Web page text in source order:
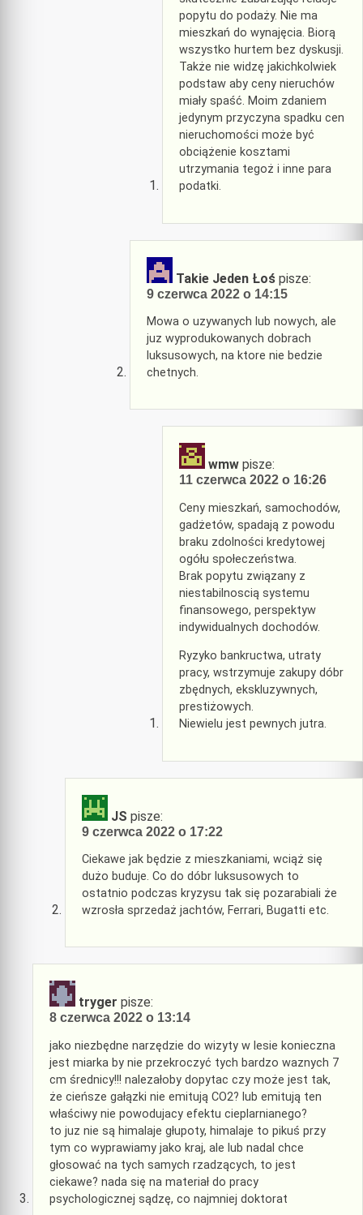
popytu do podaży. Nie ma
mieszkań do wynajęcia. Biorą
wszystko hurtem bez dyskusji.
Także nie widzę jakichkolwiek
podstaw aby ceny nieruchów
miały spaść. Moim zdaniem
jedynym przyczyna spadku cen
nieruchomości może być
obciążenie kosztami
utrzymania tegoż i inne para
podatki.
Takie Jeden Łoś pisze:
9 czerwca 2022 o 14:15
Mowa o uzywanych lub nowych, ale
juz wyprodukowanych dobrach
luksusowych, na ktore nie bedzie
chetnych.
wmw pisze:
11 czerwca 2022 o 16:26
Ceny mieszkań, samochodów,
gadżetów, spadają z powodu
braku zdolności kredytowej
ogółu społeczeństwa.
Brak popytu związany z
niestabilnoscią systemu
finansowego, perspektyw
indywidualnych dochodów.
Ryzyko bankructwa, utraty
pracy, wstrzymuje zakupy dóbr
zbędnych, ekskluzywnych,
prestiżowych.
Niewielu jest pewnych jutra.
JS pisze:
9 czerwca 2022 o 17:22
Ciekawe jak będzie z mieszkaniami, wciąż się
dużo buduje. Co do dóbr luksusowych to
ostatnio podczas kryzysu tak się pozarabiali że
wzrosła sprzedaż jachtów, Ferrari, Bugatti etc.
tryger pisze:
8 czerwca 2022 o 13:14
jako niezbędne narzędzie do wizyty w lesie konieczna
jest miarka by nie przekroczyć tych bardzo waznych 7
cm średnicy!!! nalezałoby dopytac czy może jest tak,
że cieńsze gałązki nie emitują CO2? lub emitują ten
właściwy nie powodujacy efektu cieplarnianego?
to juz nie są himalaje głupoty, himalaje to pikuś przy
tym co wyprawiamy jako kraj, ale lub nadal chce
głosować na tych samych rzadzących, to jest
ciekawe? nada się na materiał do pracy
psychologicznej sądzę, co najmniej doktorat